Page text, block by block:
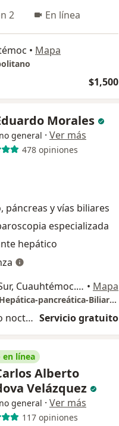
2 En línea
• Mapa
$1,500
Morales
general · Ver más
478 opiniones
páncreas y vías biliares
especializada
hepático
Tlacotalpan 59, Roma Sur, Cuauhtémoc. Torre Diamante. Hospital Angeles Metropolitano. Consultorio 220., Ciudad de México • Mapa
Cirugía general/ Cirugia Hepática-pancreática-Biliar oncológica laparoscopica mínimamente invasiva y del aparato digestivo/Trasplante hepático.
Consulta de urgencia o nocturna Servicio gratuito
en línea
Alberto
Velázquez
general · Ver más
117 opiniones